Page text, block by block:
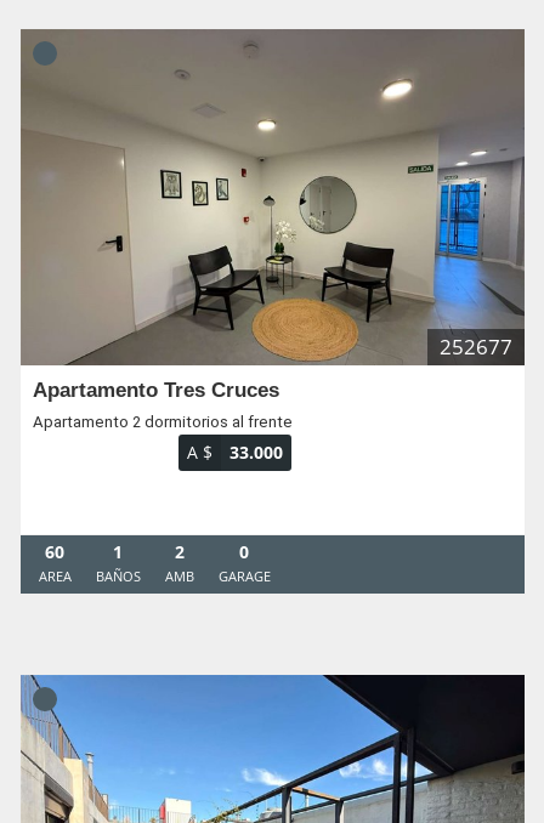
252677
Apartamento Tres Cruces
Apartamento 2 dormitorios al frente
A $ 33.000
60
AREA
1
BAÑOS
2
AMB
0
GARAGE